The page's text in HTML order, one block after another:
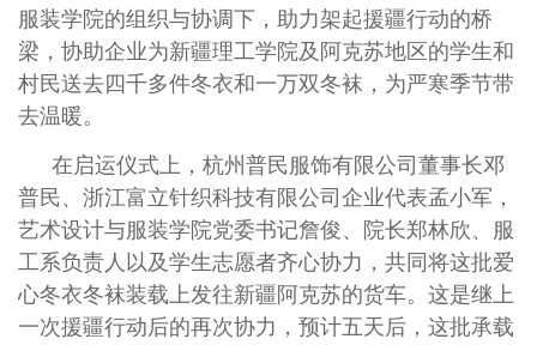
服装学院的组织与协调下，助力架起援疆行动的桥
梁，协助企业为新疆理工学院及阿克苏地区的学生和
村民送去四千多件冬衣和一万双冬袜，为严寒季节带
去温暖。
在启运仪式上，杭州普民服饰有限公司董事长邓
普民、浙江富立针织科技有限公司企业代表孟小军，
艺术设计与服装学院党委书记詹俊、院长郑林欣、服
工系负责人以及学生志愿者齐心协力，共同将这批爱
心冬衣冬袜装载上发往新疆阿克苏的货车。这是继上
一次援疆行动后的再次协力，预计五天后，这批承载